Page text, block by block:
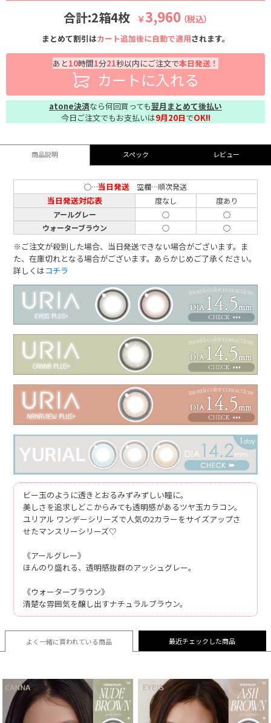
合計:2箱4枚 ￥3,960 （税込）
まとめて割引はカート追加後に自動で適用されます。
あと10時間1分20秒以内にご注文で本日発送！
カートに入れる
atone決済なら何回買っても翌月まとめて後払い
今日ご注文でもお支払いは9月20日でOK!!
商品説明 スペック レビュー
○…当日発送 空欄…順次発送
当日発送対応表 度なし
度あり
アールグレー
○
○
ウォーターブラウン
○ ○
※ご注文が殺到した場合、当日発送できない場合がございます。ま
た、在庫切れとなる場合がございます。あらかじめご了承ください。
詳しくはコチラ
ビー玉のように透きとおるみずみずしい瞳に。
美しさを追求しどこからみても透明感があるツヤ玉カラコン。
ユリアル ワンデーシリーズで人気の2カラーをサイズアップさ
せたマンスリーシリーズ♡
《アールグレー》
ほんのり盛れる、透明感抜群のアッシュグレー。
《ウォーターブラウン》
清楚な雰囲気を醸し出すナチュラルブラウン。
よく一緒に買われている商品 最近チェックした商品